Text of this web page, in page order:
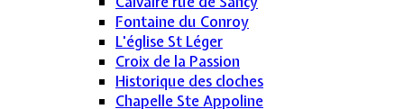
Fontaine du Conroy
L'église St Léger
Croix de la Passion
Historique des cloches
Chapelle Ste Appoline